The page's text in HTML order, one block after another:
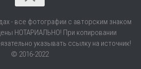
- все фотографии с авторским знаком
НОТАРИАЛЬНО! При копировании
указывать ссылку на источник!
© 2016-2022